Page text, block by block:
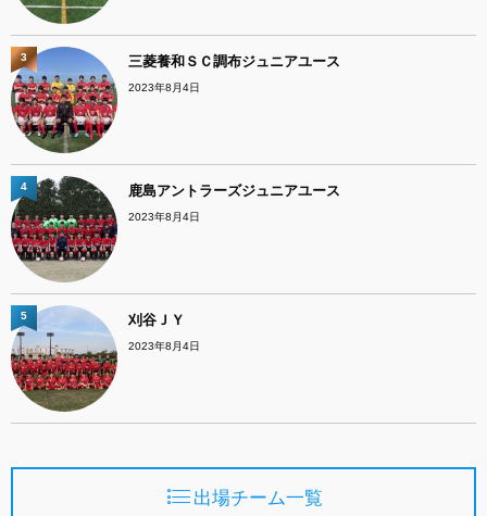
三菱養和ＳＣ調布ジュニアユース
2023年8月4日
3
鹿島アントラーズジュニアユース
2023年8月4日
4
刈谷ＪＹ
2023年8月4日
5
出場チーム一覧